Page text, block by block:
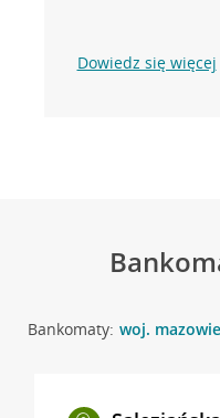
Dowiedz się więcej
Bankomaty: woj.